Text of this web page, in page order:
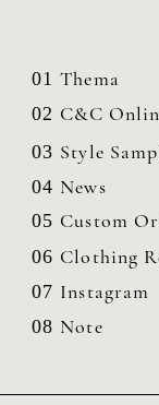
01 Thema
02 C&C
03 Style
04 News
05 Custom
06 Clothing
07 Instagram
08 Note